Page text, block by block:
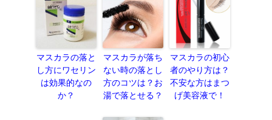
マスカラの落と
し方にワセリン
は効果的なの
か？
マスカラが落ち
ない時の落とし
方のコツは？お
湯で落とせる？
マスカラの初心
者のやり方は？
不安な方はまつ
げ美容液で！